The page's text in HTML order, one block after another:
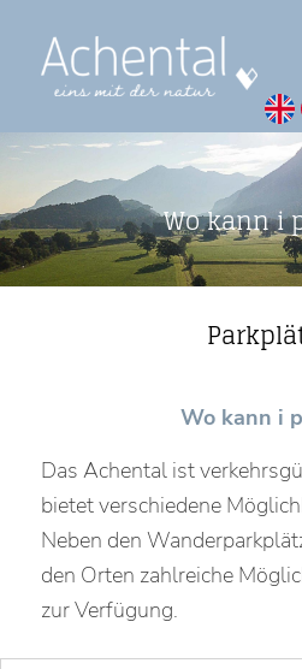
Wo kann i
Wo kann i
Das Achental ist
bietet verschiedene
Neben den
den Orten zahlreiche
zur Verfügung.